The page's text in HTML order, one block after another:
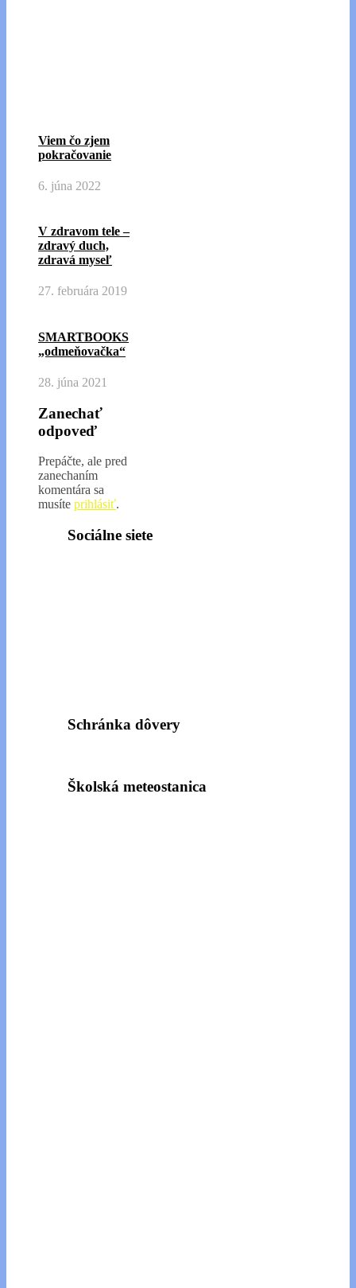
Viem čo zjem
pokračovanie
6. júna 2022
V zdravom tele –
zdravý duch,
zdravá myseľ
27. februára 2019
SMARTBOOKS
„odmeňovačka“
28. júna 2021
Zanechať
odpoveď
Prepáčte, ale pred
zanechaním
komentára sa
musíte prihlásiť.
Sociálne siete
Schránka dôvery
Školská meteostanica